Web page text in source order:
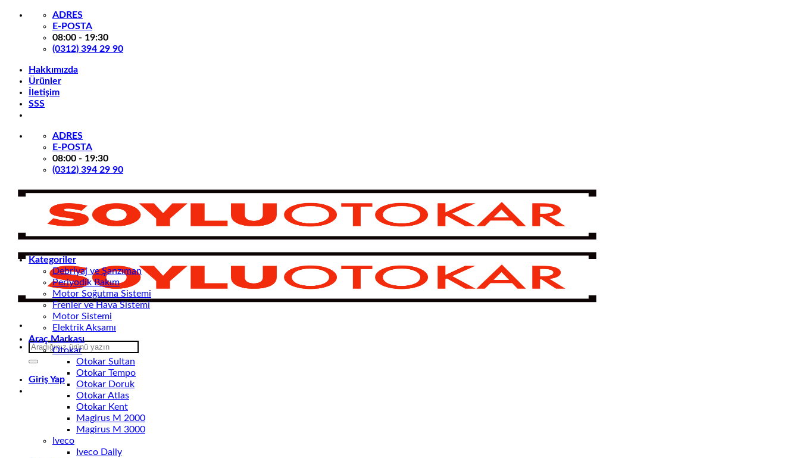
İçeriğe
ADRES
E-POSTA
08:00 - 19:30
(0312) 394 29 90
Hakkımızda
Ürünler
İletişim
SSS
ADRES
E-POSTA
08:00 - 19:30
(0312) 394 29 90
Ara:
Giriş Yap
Kategoriler
Debriyaj ve Şanzıman
Periyodik Bakım
Motor Soğutma Sistemi
Frenler ve Hava Sistemi
Motor Sistemi
Elektrik Aksamı
Araç Markası
Otokar
Otokar Sultan
Otokar Tempo
Otokar Doruk
Otokar Atlas
Otokar Kent
Magirus M 2000
Magirus M 3000
Iveco
Iveco Daily